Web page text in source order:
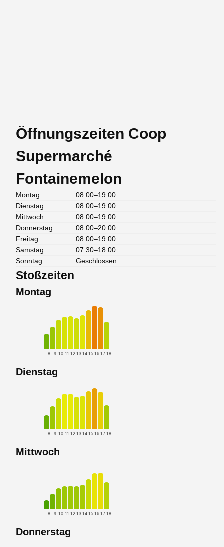
Öffnungszeiten Coop
Supermarché
Fontainemelon
Montag
08:00–19:00
Dienstag
08:00–19:00
Mittwoch
08:00–19:00
Donnerstag
08:00–20:00
Freitag
08:00–19:00
Samstag
07:30–18:00
Sonntag
Geschlossen
Stoßzeiten
Montag
8 9 10 11 12 13 14 15 16 17 18
Dienstag
8 9 10 11 12 13 14 15 16 17 18
Mittwoch
8 9 10 11 12 13 14 15 16 17 18
Donnerstag